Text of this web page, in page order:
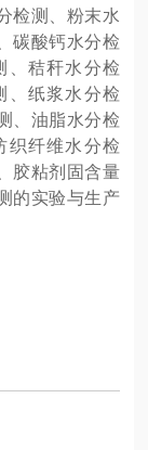
检测、粉末水
碳酸钙水分检
、秸秆水分检
、纸浆水分检
、油脂水分检
织纤维水分检
胶粘剂固含量
的实验与生产